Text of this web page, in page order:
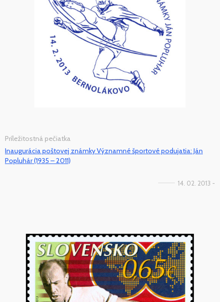
Príležitostná pečiatka
Inaugurácia poštovej známky Významné športové podujatia: Ján
Popluhár (1935 – 2011)
14. 02. 2013 -